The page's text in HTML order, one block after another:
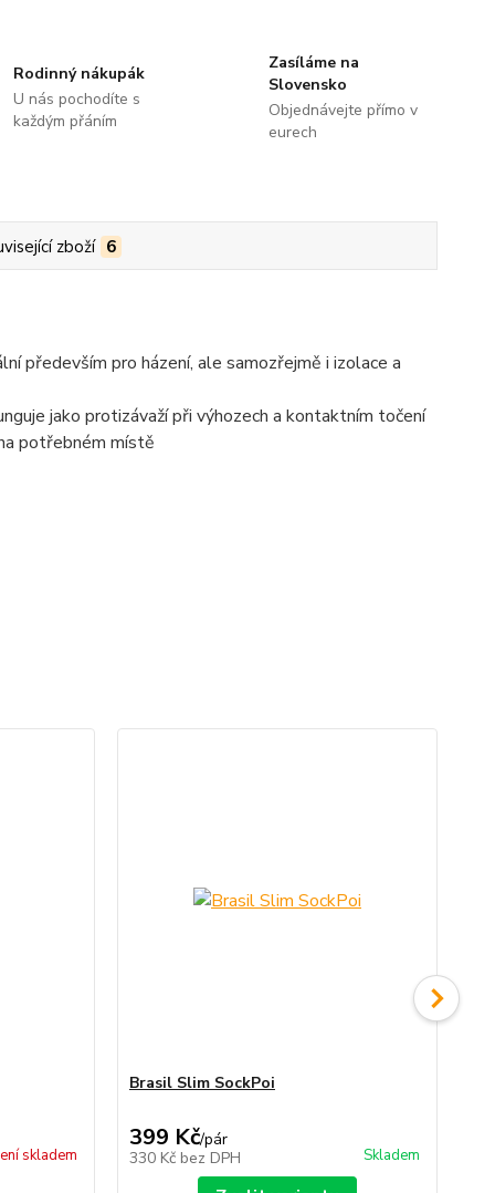
Rodinný nákupák
U nás pochodíte s
každým přáním
Zasíláme na
Slovensko
Objednávejte přímo v
eurech
zboží 6
především pro házení, ale samozřejmě i izolace a
jako protizávaží při výhozech a kontaktním točení
potřebném místě
skladem
Brasil Slim SockPoi
399 Kč/pár
330 Kč bez DPH Skladem